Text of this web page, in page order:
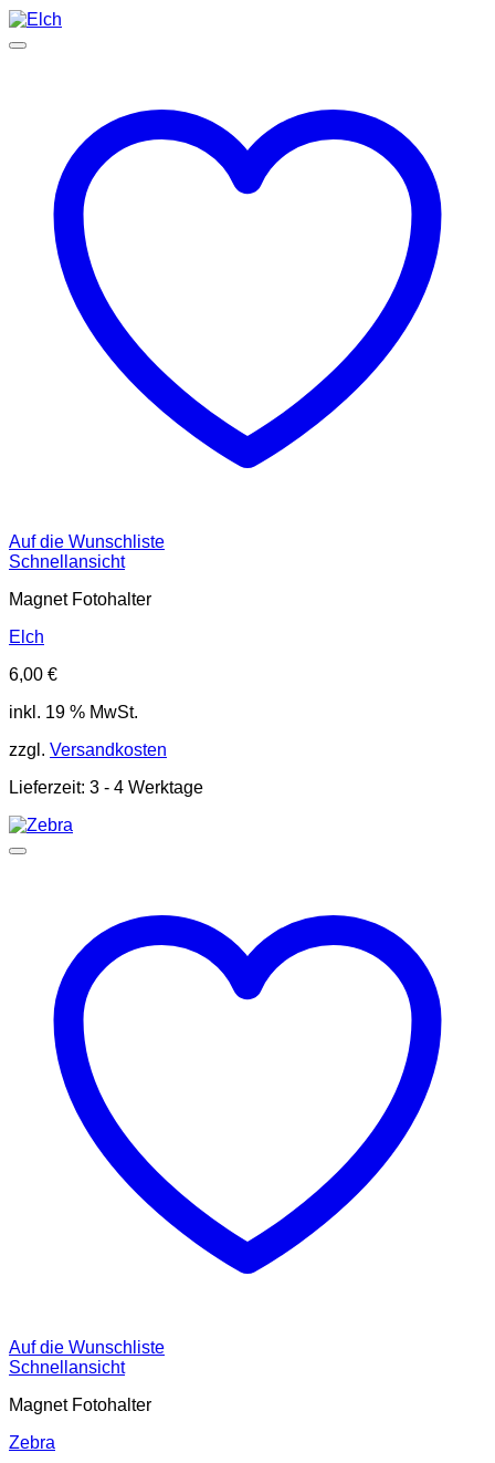
Auf die Wunschliste
Schnellansicht
Magnet Fotohalter
Elch
6,00 €
inkl. 19 % MwSt.
zzgl. Versandkosten
Lieferzeit: 3 - 4 Werktage
Auf die Wunschliste
Schnellansicht
Magnet Fotohalter
Zebra